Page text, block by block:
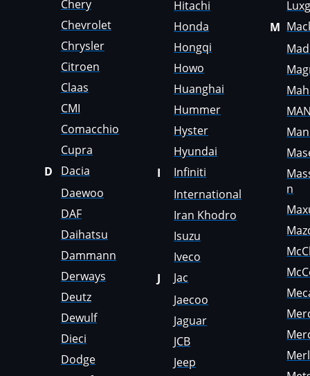
GAC
Geely
Genie
Genset
GMC
Grove
Groz
Hafei
Hamm
Hatz
Haval
Chery
Chevrolet
Chrysler
Citroen
Claas
CMI
Comacchio
Cupra
D
Dacia
Daewoo
DAF
Daihatsu
Dammann
Derways
Deutz
Dewulf
Dieci
Dodge
Hitachi
Honda
Hongqi
Howo
Huanghai
Hummer
Hyster
Hyundai
I
Infiniti
International
Iran Khodro
Isuzu
Iveco
J
Jac
Jaecoo
Jaguar
JCB
Jeep
M
MAN
n